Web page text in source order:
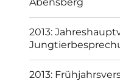
2013:
2013: